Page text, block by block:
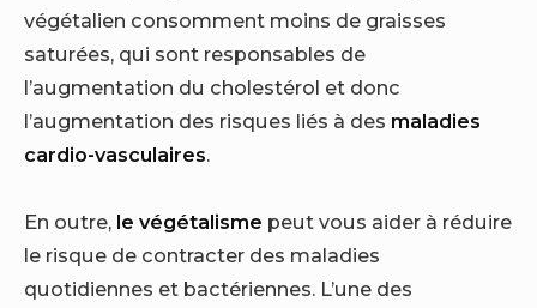
végétalien consomment moins de graisses
saturées, qui sont responsables de
l’augmentation du cholestérol et donc
l’augmentation des risques liés à des maladies
cardio-vasculaires.
En outre, le végétalisme peut vous aider à réduire
le risque de contracter des maladies
quotidiennes et bactériennes. L’une des